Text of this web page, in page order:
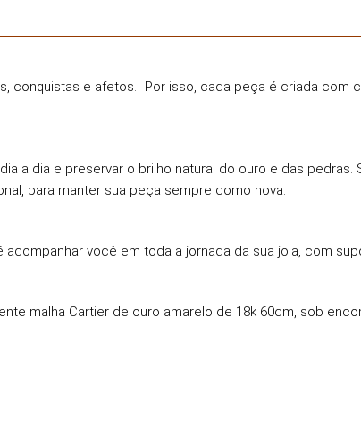
conquistas e afetos. Por isso, cada peça é criada com
a dia e preservar o brilho natural do ouro e das pedras.
para manter sua peça sempre como nova.
você em toda a jornada da sua joia, com
malha Cartier de ouro amarelo de 18k 60cm, sob